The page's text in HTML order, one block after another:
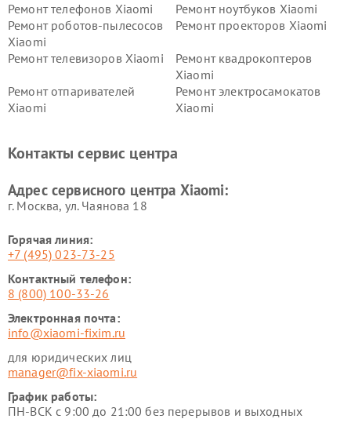
Ремонт телефонов Xiaomi
Ремонт ноутбуков Xiaomi
Ремонт роботов-пылесосов
Xiaomi
Ремонт проекторов Xiaomi
Ремонт телевизоров Xiaomi
Ремонт квадрокоптеров
Xiaomi
Ремонт отпаривателей
Xiaomi
Ремонт электросамокатов
Xiaomi
Ремонт стиральных машин
Ремонт смарт-часов Xiaomi
Контакты сервис центра
Адрес сервисного центра Xiaomi:
г. Москва, ул. Чаянова 18
Горячая линия:
+7 (495) 023-73-25
Контактный телефон:
8 (800) 100-33-26
Электронная почта:
info@xiaomi-fixim.ru
для юридических лиц
manager@fix-xiaomi.ru
График работы:
ПН-ВСК с 9:00 до 21:00 без перерывов и выходных